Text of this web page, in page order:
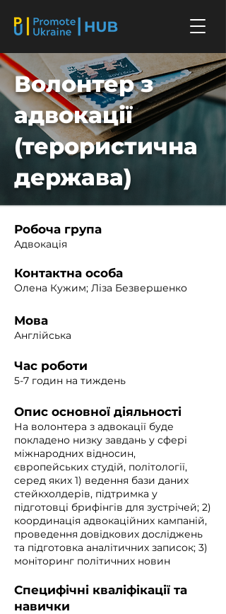
Волонтер з
адвокації
(терористична
держава)
Робоча група
Адвокація
Контактна особа
Олена Кужим; Ліза Безвершенко
Мова
Англійська
Час роботи
5-7 годин на тиждень
Опис основної діяльності
На волонтера з адвокації буде
покладено низку завдань у сфері
міжнародних відносин,
європейських студій, політології,
серед яких 1) ведення бази даних
стейкхолдерів, підтримка у
підготовці брифінгів для зустрічей; 2)
координація адвокаційних кампаній,
проведення довідкових досліджень
та підготовка аналітичних записок; 3)
моніторинг політичних новин
Специфічні кваліфікації та
навички